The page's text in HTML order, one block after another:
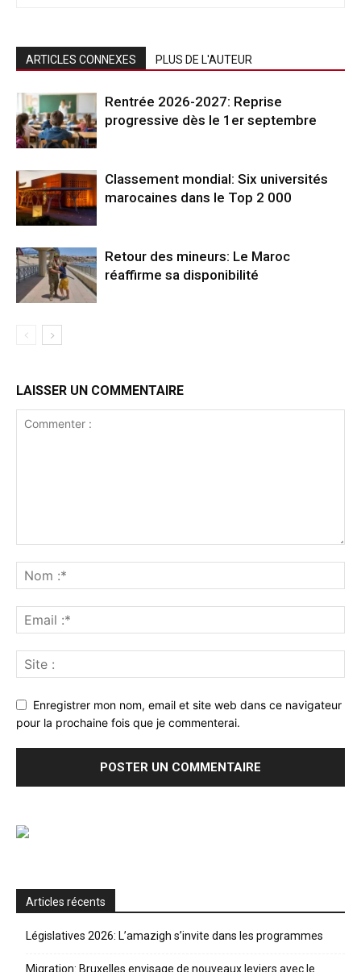
ARTICLES CONNEXES PLUS DE L'AUTEUR
Rentrée 2026-2027: Reprise
progressive dès le 1er septembre
Classement mondial: Six universités
marocaines dans le Top 2 000
Retour des mineurs: Le Maroc
réaffirme sa disponibilité
LAISSER UN COMMENTAIRE
Enregistrer mon nom, email et site web dans ce navigateur
pour la prochaine fois que je commenterai.
Articles récents
Législatives 2026: L’amazigh s’invite dans les programmes
Migration: Bruxelles envisage de nouveaux leviers avec le